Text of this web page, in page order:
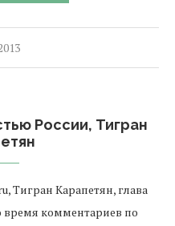
России, Тигран
Тигран Карапетян, глава
комментариев по